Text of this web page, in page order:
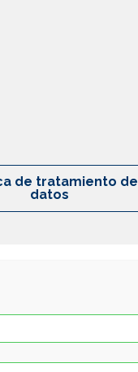
de tratamiento de
datos